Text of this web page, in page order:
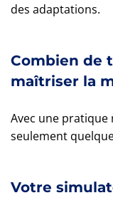
des adaptations.
Combien de
maîtriser la
Avec une
seulement
Votre